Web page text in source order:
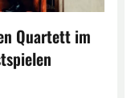
Quartett im